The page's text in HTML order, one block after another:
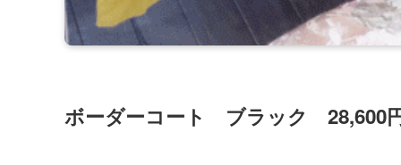
ボーダーコート ブラック 28,600